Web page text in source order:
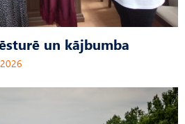
un kājbumba